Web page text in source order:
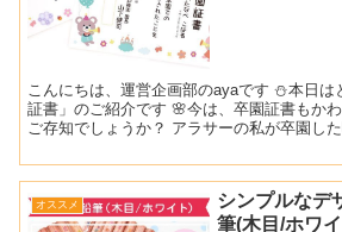
こんにちは、運営企画部のayaです ⛄本日は
証書」のご紹介です 🌸今は、卒園証書もか
ご存知でしょうか？ アラサーの私が卒園し
オススメ
シンプルなデ
筆(木目/ホワ